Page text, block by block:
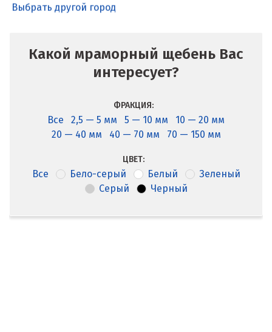
Выбрать другой город
Какой мраморный щебень Вас
интересует?
ФРАКЦИЯ:
Все 2,5 — 5 мм 5 — 10 мм
10 — 20 мм
20 — 40 мм
40 — 70 мм 70 — 150 мм
ЦВЕТ:
Все Бело-серый Белый
Зеленый
Серый
Черный